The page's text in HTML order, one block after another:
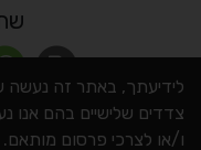
צדדים שלישיים בהם אנו
ו/או לצרכי פרסום